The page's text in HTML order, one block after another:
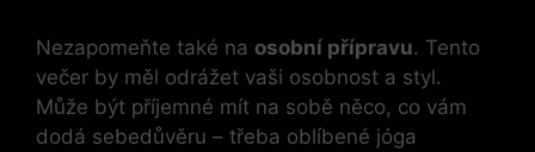
Nezapomeňte také na osobní přípravu. Tento
večer by měl odrážet vaši osobnost a styl.
Může být příjemné mít na sobě něco, co vám
dodá sebedůvěru – třeba oblíbené jóga